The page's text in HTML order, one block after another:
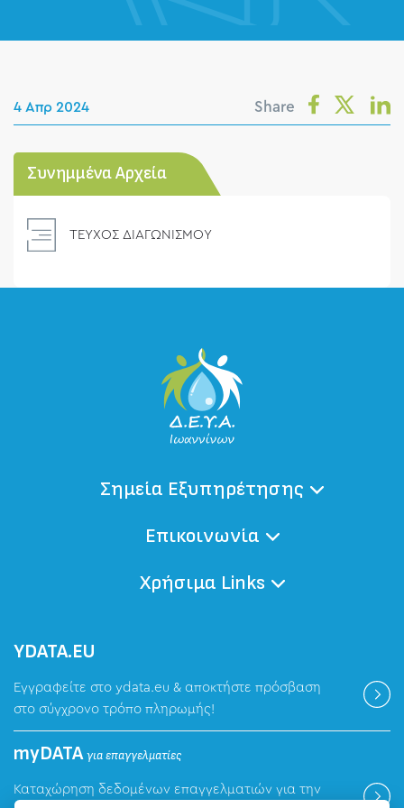
4 Απρ 2024 Share
Συνημμένα Αρχεία
ΤΕΥΧΟΣ ΔΙΑΓΩΝΙΣΜΟΥ
Σημεία Εξυπηρέτησης
Επικοινωνία
Χρήσιμα Links
ΥDATA.EU
Εγγραφείτε στο ydata.eu & αποκτήστε πρόσβαση
στο σύγχρονο τρόπο πληρωμής!
myDATAγια επαγγελματίες
Καταχώρηση δεδομένων επαγγελματιών για την